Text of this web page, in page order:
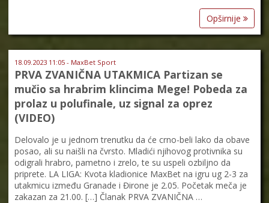
Opširnije
18.09.2023 11:05 - MaxBet Sport
PRVA ZVANIČNA UTAKMICA Partizan se
mučio sa hrabrim klincima Mege! Pobeda za
prolaz u polufinale, uz signal za oprez
(VIDEO)
Delovalo je u jednom trenutku da će crno-beli lako da obave
posao, ali su naišli na čvrsto. Mladići njihovog protivnika su
odigrali hrabro, pametno i zrelo, te su uspeli ozbiljno da
priprete. LA LIGA: Kvota kladionice MaxBet na igru ug 2-3 za
utakmicu između Granade i Đirone je 2.05. Početak meča je
zakazan za 21.00. […] Članak PRVA ZVANIČNA …